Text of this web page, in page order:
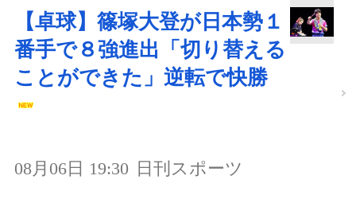
【卓球】篠塚大登が日本勢１
番手で８強進出「切り替える
ことができた」逆転で快勝
08月06日 19:30 日刊スポーツ